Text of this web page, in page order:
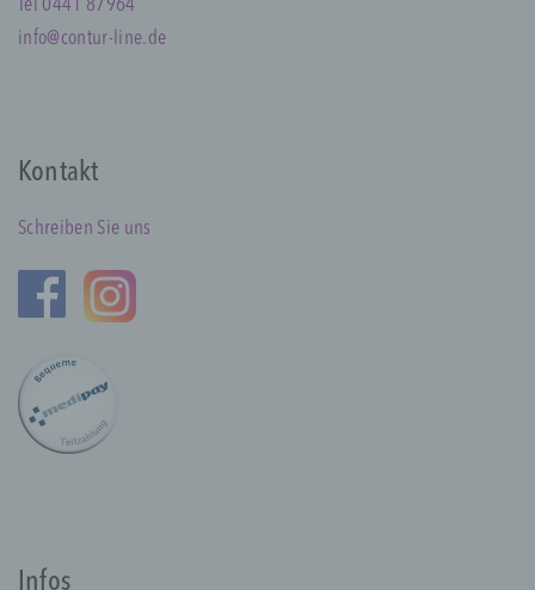
Tel 0441 87964
info@contur-line.de
Kontakt
Schreiben Sie uns
Infos
e) Profiling
Profiling ist jede Art der automatisierten
Verarbeitung personenbezogener Daten, die
darin besteht, dass diese
die sich auf eine natürliche Person
beziehen, zu bewerten, insbesondere, um
Aspekte bezüglich Arbeitsleistung,